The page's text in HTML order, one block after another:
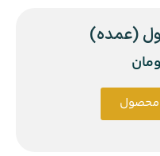
(عمده)